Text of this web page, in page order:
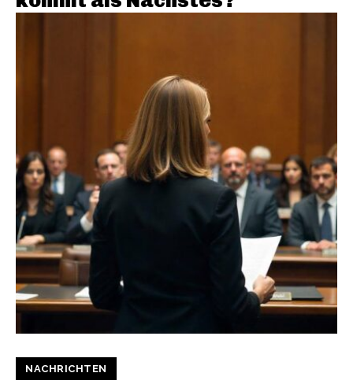
NACHRICHTEN